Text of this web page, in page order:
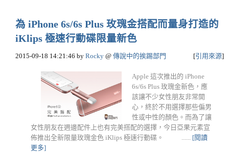
為 iPhone 6s/6s Plus 玫瑰金搭配而量身打造的
iKlips 極速行動碟限量新色
2015-09-18 14:21:46 by Rocky @ 傳說中的挨踢部門 [引用來源]
Apple 這次推出的 iPhone
6s/6s Plus 玫瑰金新色，應
該讓不少女性朋友非常開
心，終於不用選擇那些偏男
性或中性的顏色。而為了讓
女性朋友在週邊配件上也有完美搭配的選擇，今日亞果元素宣
佈推出全新限量玫瑰金色 iKlips 極速行動碟。 ...... [閱讀
更多]